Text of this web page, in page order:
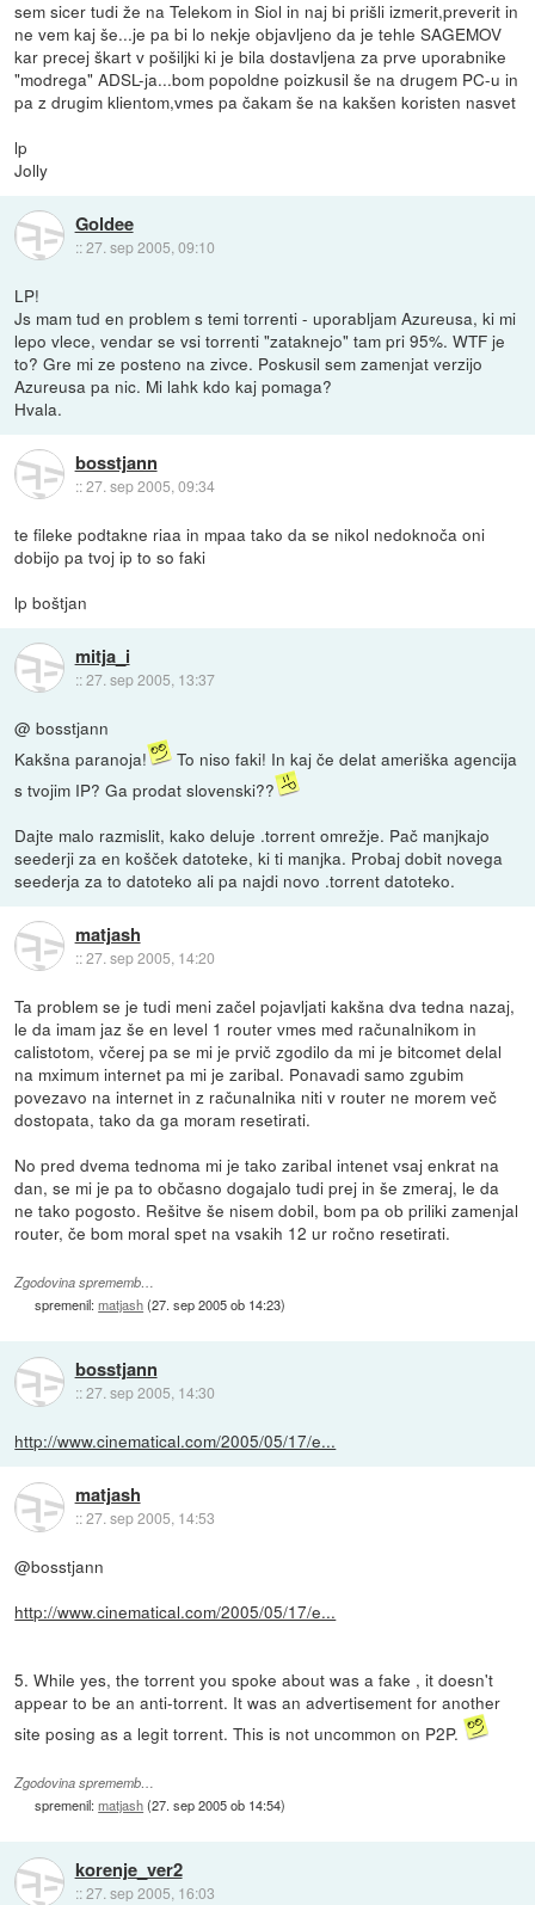
sem sicer tudi že na Telekom in Siol in naj bi prišli izmerit,preverit in
ne vem kaj še...je pa bi lo nekje objavljeno da je tehle SAGEMOV
kar precej škart v pošiljki ki je bila dostavljena za prve uporabnike
"modrega" ADSL-ja...bom popoldne poizkusil še na drugem PC-u in
pa z drugim klientom,vmes pa čakam še na kakšen koristen nasvet
lp
Jolly
Goldee
::27. sep 2005, 09:10
LP!
Js mam tud en problem s temi torrenti - uporabljam Azureusa, ki mi
lepo vlece, vendar se vsi torrenti "zataknejo" tam pri 95%. WTF je
to? Gre mi ze posteno na zivce. Poskusil sem zamenjat verzijo
Azureusa pa nic. Mi lahk kdo kaj pomaga?
Hvala.
bosstjann
::27. sep 2005, 09:34
te fileke podtakne riaa in mpaa tako da se nikol nedoknoča oni
dobijo pa tvoj ip to so faki
lp boštjan
mitja_i
::27. sep 2005, 13:37
@ bosstjann
Kakšna paranoja!
To niso faki! In kaj če delat ameriška agencija
s tvojim IP? Ga prodat slovenski??
Dajte malo razmislit, kako deluje .torrent omrežje. Pač manjkajo
seederji za en košček datoteke, ki ti manjka. Probaj dobit novega
seederja za to datoteko ali pa najdi novo .torrent datoteko.
matjash
::27. sep 2005, 14:20
Ta problem se je tudi meni začel pojavljati kakšna dva tedna nazaj,
le da imam jaz še en level 1 router vmes med računalnikom in
calistotom, včerej pa se mi je prvič zgodilo da mi je bitcomet delal
na mximum internet pa mi je zaribal. Ponavadi samo zgubim
povezavo na internet in z računalnika niti v router ne morem več
dostopata, tako da ga moram resetirati.
No pred dvema tednoma mi je tako zaribal intenet vsaj enkrat na
dan, se mi je pa to občasno dogajalo tudi prej in še zmeraj, le da
ne tako pogosto. Rešitve še nisem dobil, bom pa ob priliki zamenjal
router, če bom moral spet na vsakih 12 ur ročno resetirati.
Zgodovina sprememb…
spremenil:matjash(27. sep 2005 ob 14:23)
bosstjann
::27. sep 2005, 14:30
http://www.cinematical.com/2005/05/17/e...
matjash
::27. sep 2005, 14:53
@bosstjann
http://www.cinematical.com/2005/05/17/e...
5. While yes, the torrent you spoke about was a fake , it doesn't
appear to be an anti-torrent. It was an advertisement for another
site posing as a legit torrent. This is not uncommon on P2P.
Zgodovina sprememb…
spremenil:matjash(27. sep 2005 ob 14:54)
korenje_ver2
::27. sep 2005, 16:03